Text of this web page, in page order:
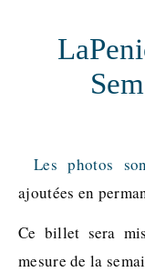
Les photos
ajoutées en
Ce billet sera
mesure de la